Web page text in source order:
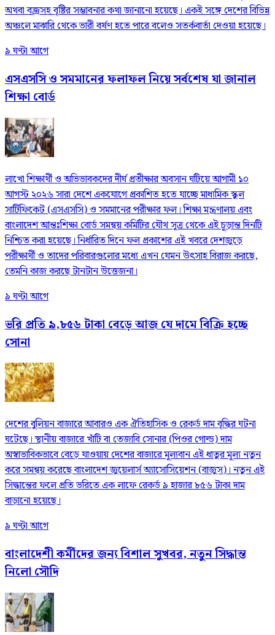
অথবা বজ্রসহ বৃষ্টির সম্ভাবনার কথা জানানো হয়েছে। একই সঙ্গে দেশের বিভিন্ন
অঞ্চলে মাঝারি থেকে ভারী বর্ষণ হতে পারে বলেও সতর্কবার্তা দেওয়া হয়েছে।
৯ ঘণ্টা আগে
এসএসসি ও সমমানের ফলাফল নিয়ে সর্বশেষ যা জানাল
শিক্ষা বোর্ড
লাখো শিক্ষার্থী ও অভিভাবকদের দীর্ঘ প্রতীক্ষার অবসান ঘটিয়ে আগামী ১০
আগস্ট ২০২৬ সারা দেশে একযোগে প্রকাশিত হতে যাচ্ছে মাধ্যমিক স্কুল
সার্টিফিকেট (এসএসসি) ও সমমানের পরীক্ষার ফল। শিক্ষা মন্ত্রণালয় এবং
বাংলাদেশ আন্তঃশিক্ষা বোর্ড সমন্বয় কমিটির যৌথ সূত্র থেকে এই চূড়ান্ত দিনটি
নিশ্চিত করা হয়েছে। নির্ধারিত দিনে ফল প্রকাশের এই খবরে দেশজুড়ে
পরীক্ষার্থী ও তাদের পরিবারগুলোর মধ্যে এখন যেমন উৎসাহ বিরাজ করছে,
তেমনি কাজ করছে টানটান উত্তেজনা।
৯ ঘণ্টা আগে
ভরি প্রতি ৯,৮৫৬ টাকা বেড়ে আজ যে দামে বিক্রি হচ্ছে
সোনা
দেশের বুলিয়ন বাজারে আবারও এক ঐতিহাসিক ও রেকর্ড দাম বৃদ্ধির ঘটনা
ঘটেছে। স্থানীয় বাজারে খাঁটি বা তেজাবি সোনার (পিওর গোল্ড) দাম
অস্বাভাবিকভাবে বেড়ে যাওয়ায় দেশের বাজারে মূল্যবান এই ধাতুর মূল্য নতুন
করে সমন্বয় করেছে বাংলাদেশ জুয়েলার্স অ্যাসোসিয়েশন (বাজুস)। নতুন এই
সিদ্ধান্তের ফলে প্রতি ভরিতে এক লাফে রেকর্ড ৯ হাজার ৮৫৬ টাকা দাম
বাড়ানো হয়েছে।
৯ ঘণ্টা আগে
বাংলাদেশী কর্মীদের জন্য বিশাল সুখবর, নতুন সিদ্ধান্ত
নিলো সৌদি